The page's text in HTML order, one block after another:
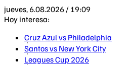
jueves, 6.08.2026 / 19:09
Hoy interesa:
Cruz Azul vs Philadelphia
Santos vs New York City
Leagues Cup 2026